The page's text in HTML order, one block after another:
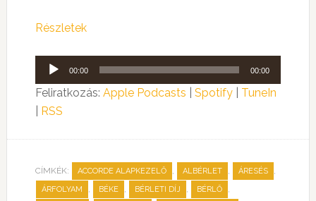
Részletek
Audió
lejátszó
00:00 00:00
Feliratkozás: Apple Podcasts Spotify| TuneIn
RSS
CÍMKÉK: ACCORDE ALAPKEZELŐ , ALBÉRLET , ÁRESÉS ,
ÁRFOLYAM , BÉKE , BÉRLETI DÍJ , BÉRLŐ ,